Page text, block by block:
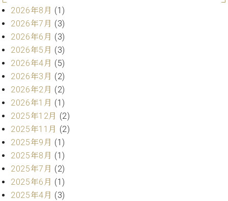
シ
ュ
タ
イ
ン
コ
ン
ー
ト
グ
ラ
ン
ド
ピ
ア
ノ
タ
イ
シ
ュ
ー
レ
納
入
実
ホ
ー
ル・
ス
タ
レ
ッ
ン
イ
ベ
ン
ト
代
理
主
催
イ
ベ
ン
ン・
シュ
ーレ
音楽
ベ
ヒ
シ
ュ
タ
イ
ン
セ
ン
問
合
せ
2026年8月 (1)
2026年7月 (3)
2026年6月 (3)
2026年5月 (3)
2026年4月 (5)
2026年3月 (2)
2026年2月 (2)
2026年1月 (1)
2025年12月 (2)
2025年11月 (2)
2025年9月 (1)
2025年8月 (1)
2025年7月 (2)
2025年6月 (1)
2025年4月 (3)